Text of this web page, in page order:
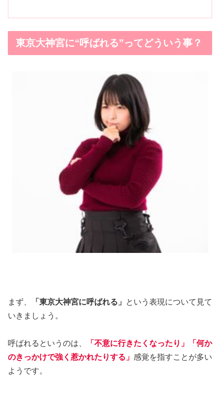
東京大神宮に“呼ばれる”ってどういう事？
まず、 「東京大神宮に呼ばれる」
という表現について見て
いきましょう。
呼ばれるというのは、
「不意に行きたくなったり」「何か
のきっかけで強く惹かれたりする」 感覚を指すことが多い
ようです。